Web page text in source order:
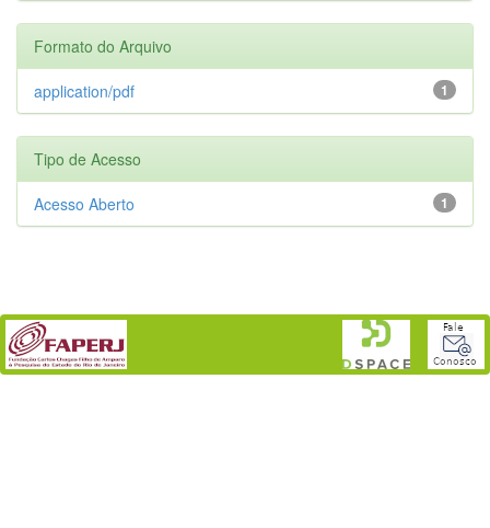
Formato do Arquivo
1
application/pdf
Tipo de Acesso
1
Acesso Aberto